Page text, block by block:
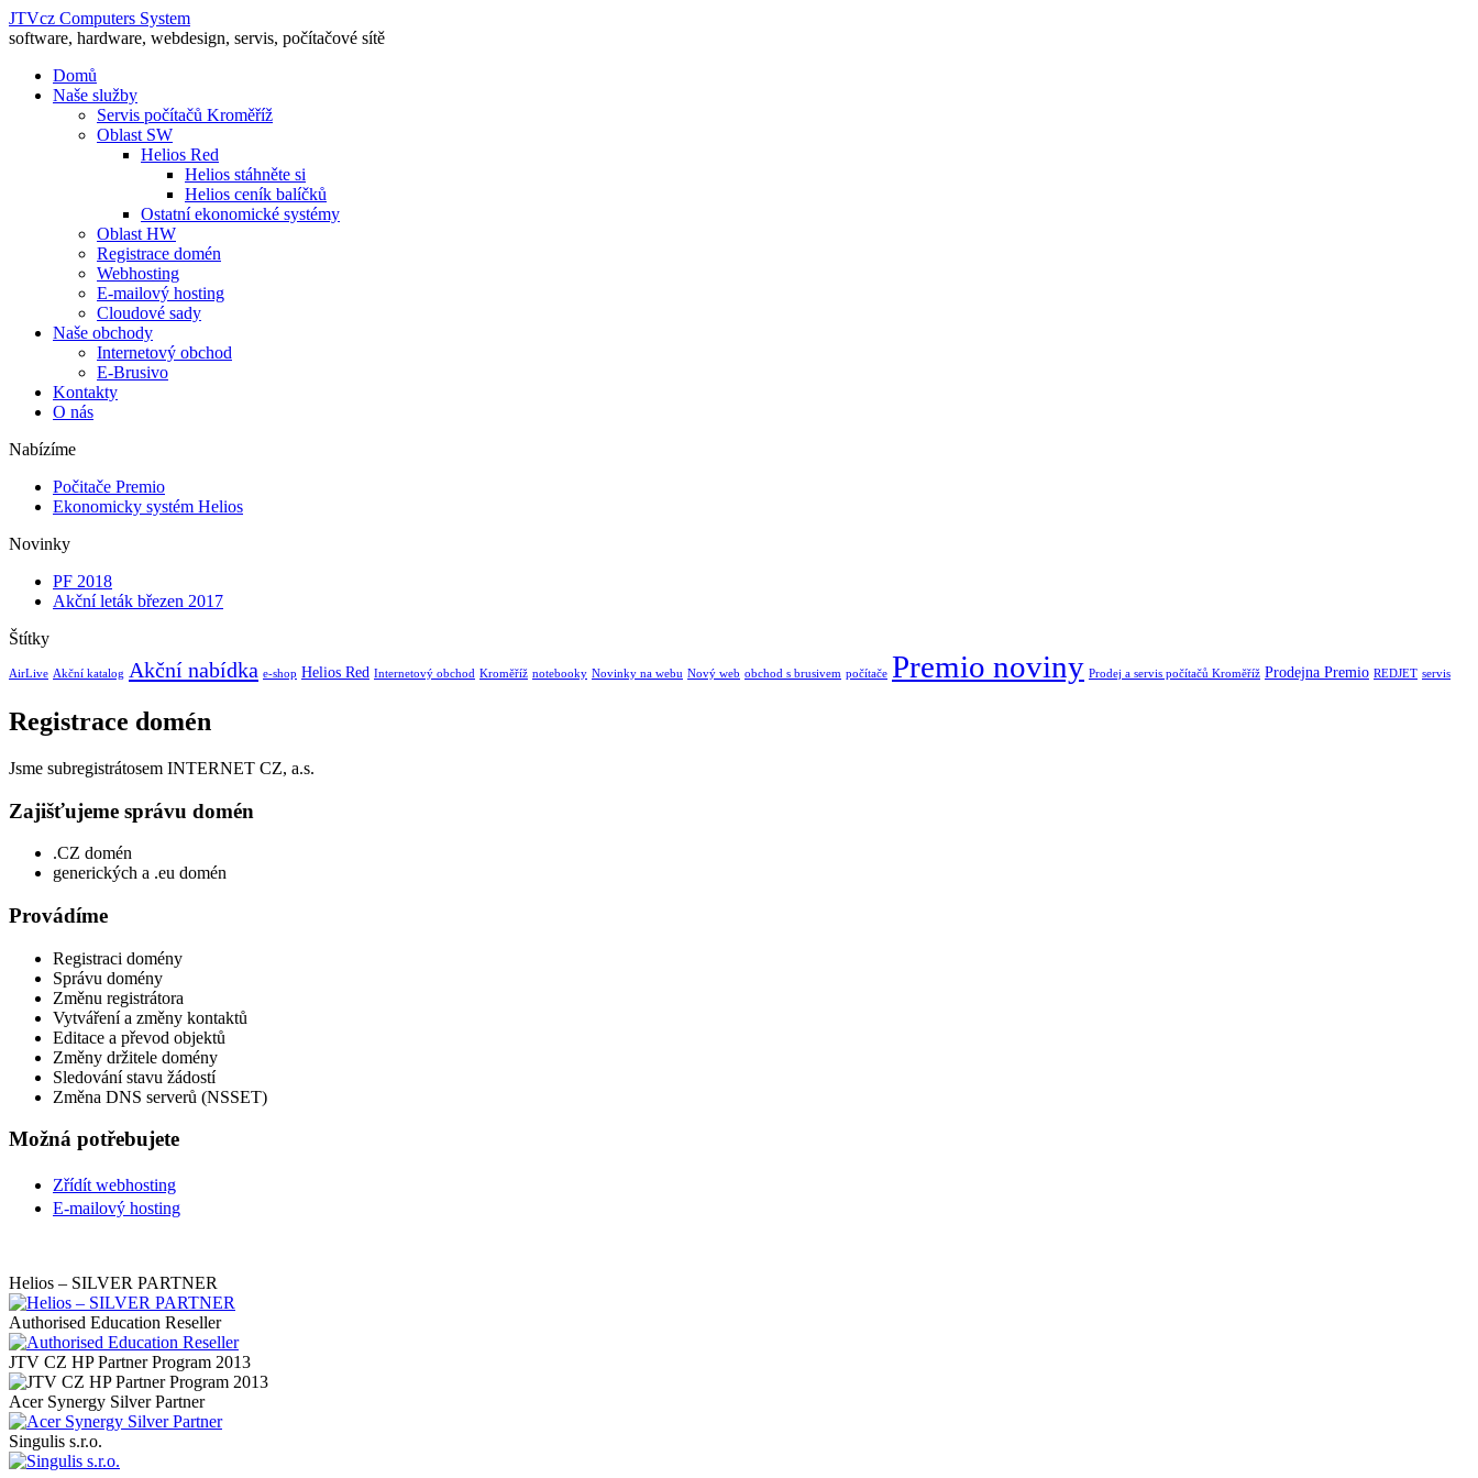
JTVcz Computers System
software, hardware, webdesign, servis, počítačové sítě
Domů
Naše služby
Servis počítačů Kroměříž
Oblast SW
Helios Red
Helios stáhněte si
Helios ceník balíčků
Ostatní ekonomické systémy
Oblast HW
Registrace domén
Webhosting
E-mailový hosting
Cloudové sady
Naše obchody
Internetový obchod
E-Brusivo
Kontakty
O nás
Nabízíme
Počitače Premio
Ekonomicky systém Helios
Novinky
PF 2018
Akční leták březen 2017
Štítky
AirLive Akční katalog Akční nabídka e-shop Helios Red Internetový obchod Kroměříž notebooky Novinky na webu Nový web obchod s brusivem počítače Premio noviny Prodej a servis počítačů Kroměříž Prodejna Premio REDJET servis
Registrace domén
Jsme subregistrátosem INTERNET CZ, a.s.
Zajišťujeme správu domén
.CZ domén
generických a .eu domén
Provádíme
Registraci domény
Správu domény
Změnu registrátora
Vytváření a změny kontaktů
Editace a převod objektů
Změny držitele domény
Sledování stavu žádostí
Změna DNS serverů (NSSET)
Možná potřebujete
Zřídít webhosting
E-mailový hosting
Helios – SILVER PARTNER
Authorised Education Reseller
JTV CZ HP Partner Program 2013
Acer Synergy Silver Partner
Singulis s.r.o.